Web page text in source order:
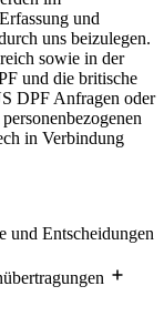
und
uns beizulegen.
sowie in der
und die britische
DPF Anfragen oder
in Verbindung
und Entscheidungen